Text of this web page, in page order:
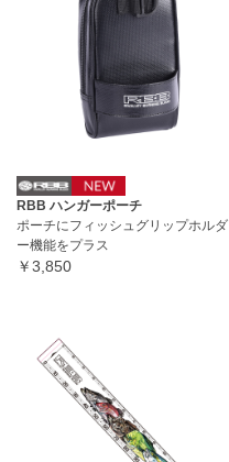
RBB ハンガーポーチ
ポーチにフィッシュグリップホルダ
ー機能をプラス
￥3,850